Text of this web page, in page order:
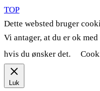
TOP
Dette websted bruger
Vi antager, at du er ok
hvis du ønsker det.
Luk